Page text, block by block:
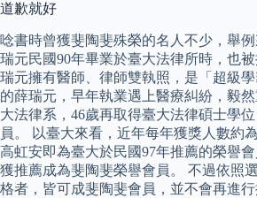
道歉就好
唸書時曾獲斐陶斐殊榮的名人不少，舉
瑞元民國90年畢業於臺大法律所時，也
瑞元擁有醫師、律師雙執照，是「超級
的薛瑞元，早年執業遇上醫療糾紛，毅
大法律系，46歲再取得臺大法律碩士學
員。 以臺大來看，近年每年獲獎人數約
高虹安即為臺大於民國97年推薦的榮譽會
獲推薦成為斐陶斐榮譽會員。 不過依照
格者，皆可成斐陶斐會員，並不會再進